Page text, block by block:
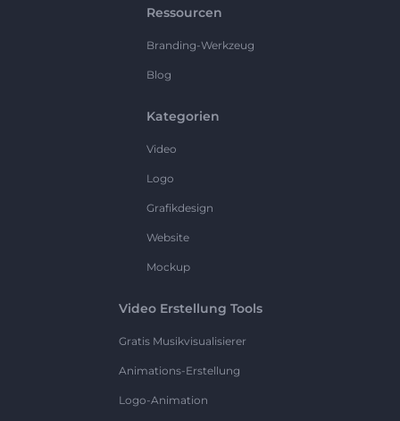
Ressourcen
Branding-Werkzeug
Blog
Kategorien
Video
Logo
Grafikdesign
Website
Mockup
Video Erstellung Tools
Gratis Musikvisualisierer
Animations-Erstellung
Logo-Animation